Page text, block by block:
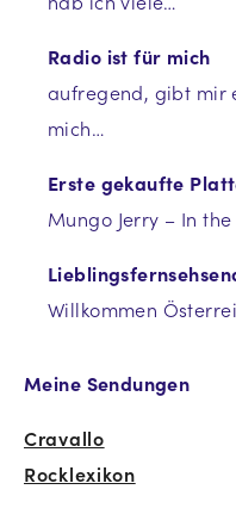
Radio ist für mich
aufregend, gibt mir
mich…
Erste gekaufte
Mungo Jerry – In
Willkommen
Meine Sendungen
Cravallo
Rocklexikon